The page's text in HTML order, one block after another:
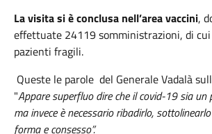
La visita si è conclusa nell’area vaccini,
effettuate 24119 somministrazioni, di
pazienti fragili.
Queste le parole del Generale Vadalà
"Appare superfluo dire che il covid-19 sia un
ma invece è necessario ribadirlo,
forma e consesso”.